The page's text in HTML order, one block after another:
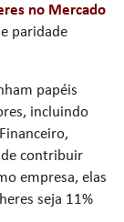
no Mercado
paridade
papéis
incluindo
de contribuir
empresa, elas
seja 11%